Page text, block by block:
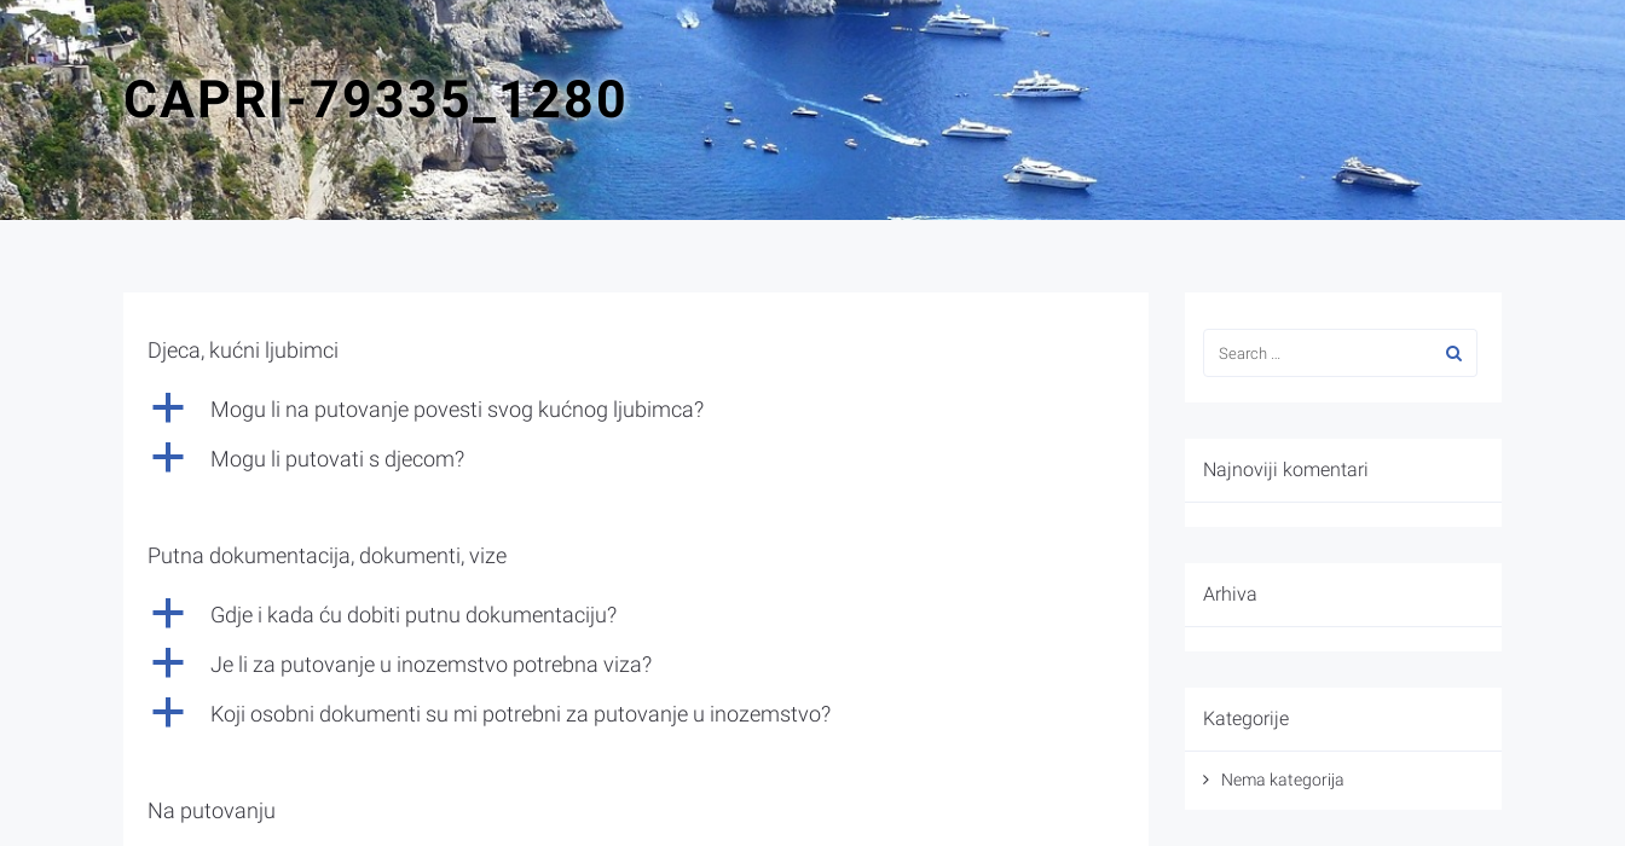
CAPRI-79335_1280
Djeca, kućni ljubimci
a Mogu li na putovanje povesti svog kućnog ljubimca?
a Mogu li putovati s djecom?
Putna dokumentacija, dokumenti, vize
a Gdje i kada ću dobiti putnu dokumentaciju?
a Je li za putovanje u inozemstvo potrebna viza?
a Koji osobni dokumenti su mi potrebni za putovanje u inozemstvo?
Na putovanju
Najnoviji komentari
Arhiva
Kategorije
Nema kategorija